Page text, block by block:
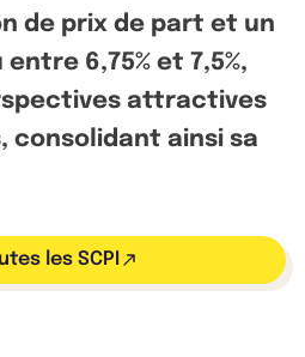
de prix de part et un
6,75% et 7,5%,
attractives
consolidant ainsi sa
les SCPI